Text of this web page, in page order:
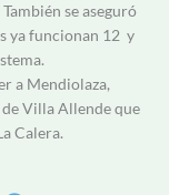
se aseguró
ya funcionan 12 y
a Mendiolaza,
Villa Allende que
Calera.